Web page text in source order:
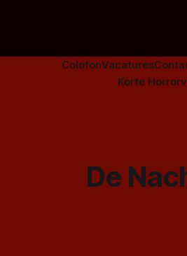
ColofonVacatures
Korte
De